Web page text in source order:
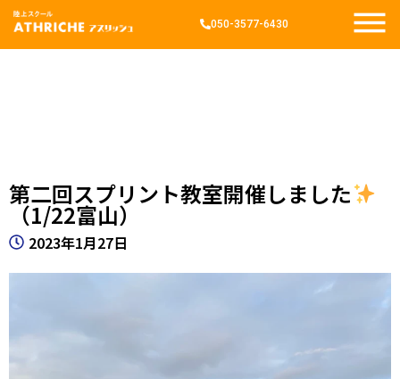
050-3577-6430
第二回スプリント教室開催しました
（1/22富山）
2023年1月27日